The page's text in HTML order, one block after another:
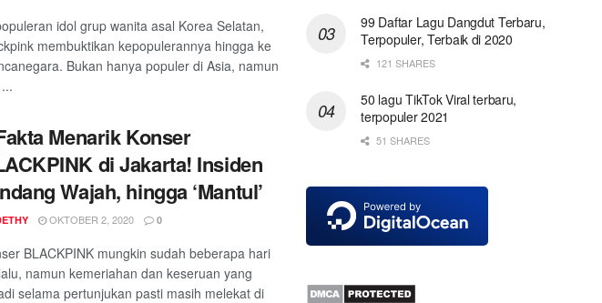
idol grup wanita asal Korea Selatan,
membuktikan kepopulerannya hingga ke
Bukan hanya populer di Asia, namun
Menarik Konser
di Jakarta! Insiden
Wajah, hingga ‘Mantul’
OKTOBER 2, 2020 0
BLACKPINK mungkin sudah beberapa hari
namun kemeriahan dan keseruan yang
selama pertunjukan pasti masih melekat di
99 Daftar Lagu Dangdut Terbaru,
Terpopuler, Terbaik di 2020
121 SHARES
50 lagu TikTok Viral terbaru,
terpopuler 2021
51 SHARES